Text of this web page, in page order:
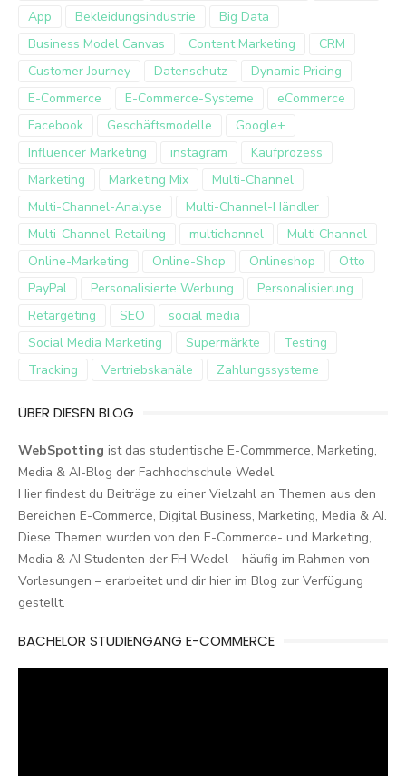
App Bekleidungsindustrie
Big Data
Business Model Canvas
Content Marketing
CRM
Customer Journey
Datenschutz
Dynamic Pricing
E-Commerce
E-Commerce-Systeme
eCommerce
Facebook
Geschäftsmodelle
Google+
Influencer Marketing
instagram
Kaufprozess
Marketing
Marketing Mix
Multi-Channel
Multi-Channel-Analyse
Multi-Channel-Händler
Multi-Channel-Retailing
multichannel
Multi Channel
Online-Marketing
Online-Shop Onlineshop
Otto
PayPal
Personalisierte Werbung
Personalisierung
Retargeting
SEO
social media
Social Media Marketing
Supermärkte
Testing
Tracking
Vertriebskanäle Zahlungssysteme
ÜBER DIESEN BLOG
WebSpotting ist das studentische E-Commmerce, Marketing,
Media & AI-Blog der Fachhochschule Wedel.
Hier findest du Beiträge zu einer Vielzahl an Themen aus den
Bereichen E-Commerce, Digital Business, Marketing, Media & AI.
Diese Themen wurden von den E-Commerce- und Marketing,
Media & AI Studenten der FH Wedel – häufig im Rahmen von
Vorlesungen – erarbeitet und dir hier im Blog zur Verfügung
gestellt.
BACHELOR STUDIENGANG E-COMMERCE